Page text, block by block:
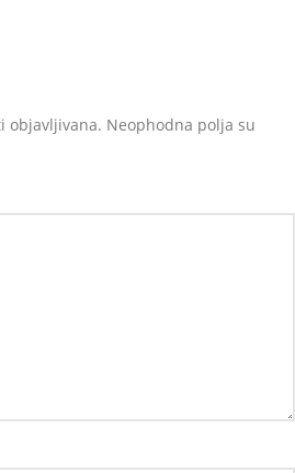
objavljivana. Neophodna polja su